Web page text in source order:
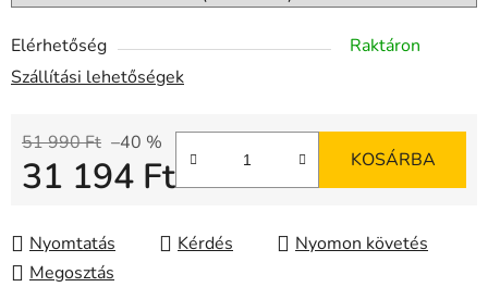
Elérhetőség
Raktáron
Szállítási lehetőségek
51 990 Ft –40 %
31 194 Ft KOSÁRBA
Nyomtatás Kérdés
Nyomon követés
Megosztás